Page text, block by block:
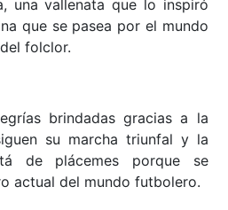
una vallenata que lo inspiró
que se pasea por el mundo
folclor.
brindadas gracias a la
su marcha triunfal y la
de plácemes porque se
actual del mundo futbolero.